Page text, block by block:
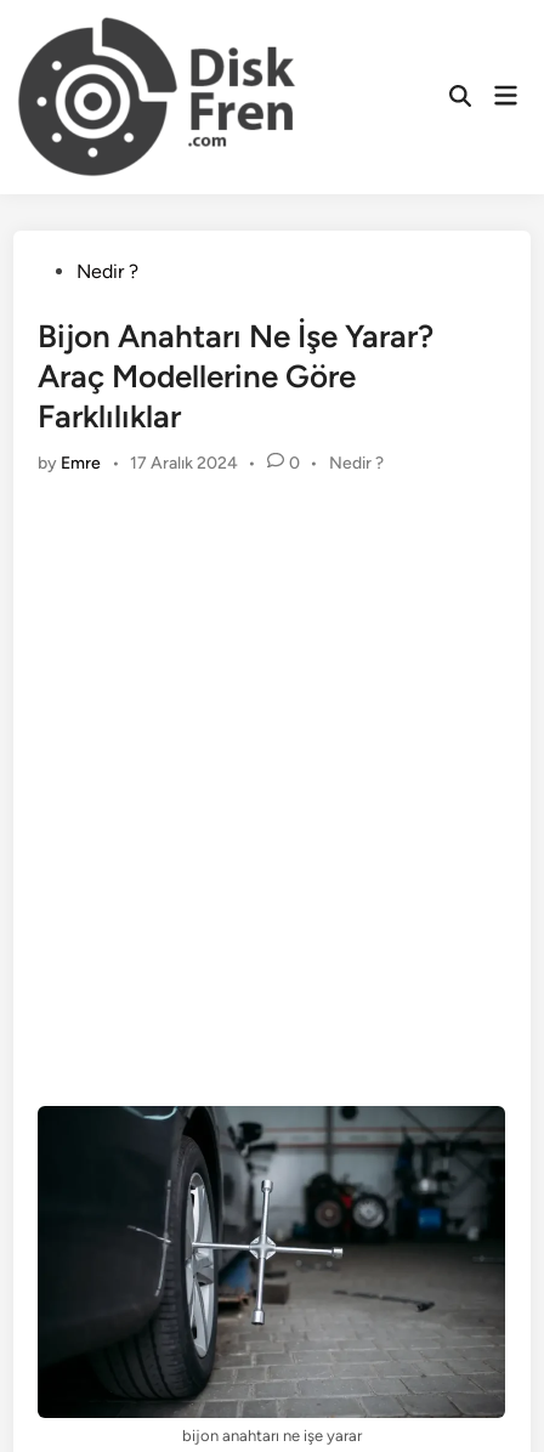
content
PostedNedir ?
Bijon Anahtarı Ne İşe Yarar?
Araç Modellerine Göre
Farklılıklar
by Emre • 17 Aralık 2024 • 0 •
Posted
Nedir ?
bijon anahtarı ne işe yarar